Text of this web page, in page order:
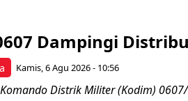
Dampingi
Kamis, 6 Agu 2026 - 10:56
Komando Distrik Militer (Kodim)